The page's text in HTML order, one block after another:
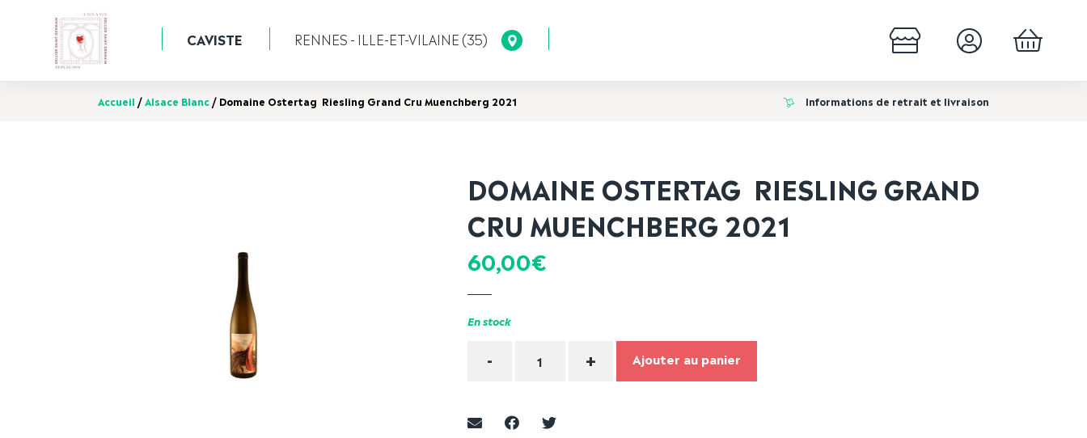
CAVISTE RENNES - ILLE-ET-VILAINE (35)
Accueil /Alsace Blanc/ Domaine Ostertag Riesling Grand Cru Muenchberg 2021 Informations de retrait et livraison
DOMAINE OSTERTAG RIESLING GRAND
CRU MUENCHBERG 2021
60,00€
En stock
- + Ajouter au panier